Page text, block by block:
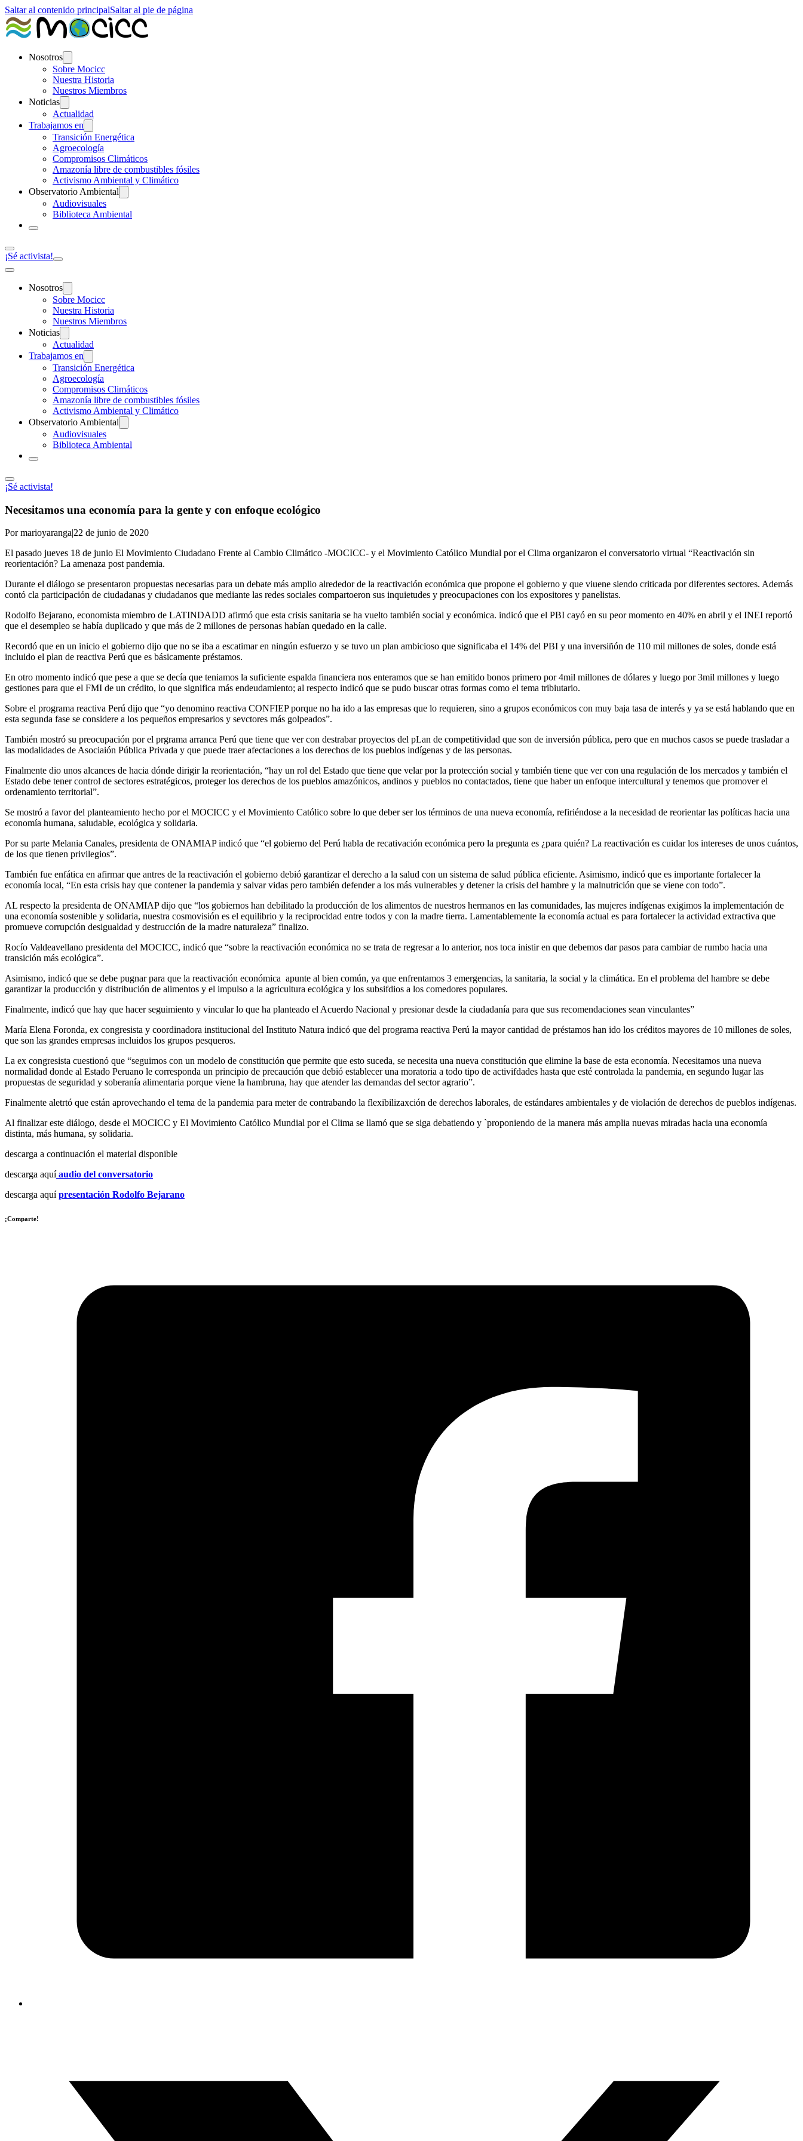
Saltar al contenido principalSaltar al pie de página
Nosotros
Sobre Mocicc
Nuestra Historia
Nuestros Miembros
Noticias
Actualidad
Trabajamos en
Transición Energética
Agroecología
Compromisos Climáticos
Amazonía libre de combustibles fósiles
Activismo Ambiental y Climático
Observatorio Ambiental
Audiovisuales
Biblioteca Ambiental
¡Sé activista!
Nosotros
Sobre Mocicc
Nuestra Historia
Nuestros Miembros
Noticias
Actualidad
Trabajamos en
Transición Energética
Agroecología
Compromisos Climáticos
Amazonía libre de combustibles fósiles
Activismo Ambiental y Climático
Observatorio Ambiental
Audiovisuales
Biblioteca Ambiental
¡Sé activista!
Necesitamos una economía para la gente y con enfoque ecológico
Por marioyaranga|22 de junio de 2020
El pasado jueves 18 de junio El Movimiento Ciudadano Frente al Cambio Climático -MOCICC- y el Movimiento Católico Mundial por el Clima organizaron el conversatorio virtual “Reactivación sin
reorientación? La amenaza post pandemia.
Durante el diálogo se presentaron propuestas necesarias para un debate más amplio alrededor de la reactivación económica que propone el gobierno y que viuene siendo criticada por diferentes sectores. Además
contó cla participación de ciudadanas y ciudadanos que mediante las redes sociales compartoeron sus inquietudes y preocupaciones con los expositores y panelistas.
Rodolfo Bejarano, economista miembro de LATINDADD afirmó que esta crisis sanitaria se ha vuelto también social y económica. indicó que el PBI cayó en su peor momento en 40% en abril y el INEI reportó
que el desempleo se había duplicado y que más de 2 millones de personas habían quedado en la calle.
Recordó que en un inicio el gobierno dijo que no se iba a escatimar en ningún esfuerzo y se tuvo un plan ambicioso que significaba el 14% del PBI y una inversiñón de 110 mil millones de soles, donde está
incluido el plan de reactiva Perú que es básicamente préstamos.
En otro momento indicó que pese a que se decía que teniamos la suficiente espalda financiera nos enteramos que se han emitido bonos primero por 4mil millones de dólares y luego por 3mil millones y luego
gestiones para que el FMI de un crédito, lo que significa más endeudamiento; al respecto indicó que se pudo buscar otras formas como el tema tribiutario.
Sobre el programa reactiva Perú dijo que “yo denomino reactiva CONFIEP porque no ha ido a las empresas que lo requieren, sino a grupos económicos con muy baja tasa de interés y ya se está hablando que en
esta segunda fase se considere a los pequeños empresarios y sevctores más golpeados”.
También mostró su preocupación por el prgrama arranca Perú que tiene que ver con destrabar proyectos del pLan de competitividad que son de inversión pública, pero que en muchos casos se puede trasladar a
las modalidades de Asociaión Pública Privada y que puede traer afectaciones a los derechos de los pueblos indígenas y de las personas.
Finalmente dio unos alcances de hacia dónde dirigir la reorientación, “hay un rol del Estado que tiene que velar por la protección social y también tiene que ver con una regulación de los mercados y también el
Estado debe tener control de sectores estratégicos, proteger los derechos de los pueblos amazónicos, andinos y pueblos no contactados, tiene que haber un enfoque intercultural y tenemos que promover el
ordenamiento territorial”.
Se mostró a favor del planteamiento hecho por el MOCICC y el Movimiento Católico sobre lo que deber ser los términos de una nueva economía, refiriéndose a la necesidad de reorientar las políticas hacia una
economía humana, saludable, ecológica y solidaria.
Por su parte Melania Canales, presidenta de ONAMIAP indicó que “el gobierno del Perú habla de recativación económica pero la pregunta es ¿para quién? La reactivación es cuidar los intereses de unos cuántos,
de los que tienen privilegios”.
También fue enfática en afirmar que antres de la reactivación el gobierno debió garantizar el derecho a la salud con un sistema de salud pública eficiente. Asimismo, indicó que es importante fortalecer la
economía local, “En esta crisis hay que contener la pandemia y salvar vidas pero también defender a los más vulnerables y detener la crisis del hambre y la malnutrición que se viene con todo”.
AL respecto la presidenta de ONAMIAP dijo que “los gobiernos han debilitado la producción de los alimentos de nuestros hermanos en las comunidades, las mujeres indígenas exigimos la implementación de
una economía sostenible y solidaria, nuestra cosmovisión es el equilibrio y la reciprocidad entre todos y con la madre tierra. Lamentablemente la economía actual es para fortalecer la actividad extractiva que
promueve corrupción desigualdad y destrucción de la madre naturaleza” finalizo.
Rocío Valdeavellano presidenta del MOCICC, indicó que “sobre la reactivación económica no se trata de regresar a lo anterior, nos toca inistir en que debemos dar pasos para cambiar de rumbo hacia una
transición más ecológica”.
Asimismo, indicó que se debe pugnar para que la reactivación económica apunte al bien común, ya que enfrentamos 3 emergencias, la sanitaria, la social y la climática. En el problema del hambre se debe
garantizar la producción y distribución de alimentos y el impulso a la agricultura ecológica y los subsifdios a los comedores populares.
Finalmente, indicó que hay que hacer seguimiento y vincular lo que ha planteado el Acuerdo Nacional y presionar desde la ciudadanía para que sus recomendaciones sean vinculantes”
María Elena Foronda, ex congresista y coordinadora institucional del Instituto Natura indicó que del programa reactiva Perú la mayor cantidad de préstamos han ido los créditos mayores de 10 millones de soles,
que son las grandes empresas incluidos los grupos pesqueros.
La ex congresista cuestionó que “seguimos con un modelo de constitución que permite que esto suceda, se necesita una nueva constitución que elimine la base de esta economía. Necesitamos una nueva
normalidad donde al Estado Peruano le corresponda un principio de precaución que debió establecer una moratoria a todo tipo de activifdades hasta que esté controlada la pandemia, en segundo lugar las
propuestas de seguridad y soberanía alimentaria porque viene la hambruna, hay que atender las demandas del sector agrario”.
Finalmente aletrtó que están aprovechando el tema de la pandemia para meter de contrabando la flexibilizaxción de derechos laborales, de estándares ambientales y de violación de derechos de pueblos indígenas.
Al finalizar este diálogo, desde el MOCICC y El Movimiento Católico Mundial por el Clima se llamó que se siga debatiendo y `proponiendo de la manera más amplia nuevas miradas hacia una economía
distinta, más humana, sy solidaria.
descarga a continuación el material disponible
descarga aquí audio del conversatorio
descarga aquípresentación Rodolfo Bejarano
¡Comparte!